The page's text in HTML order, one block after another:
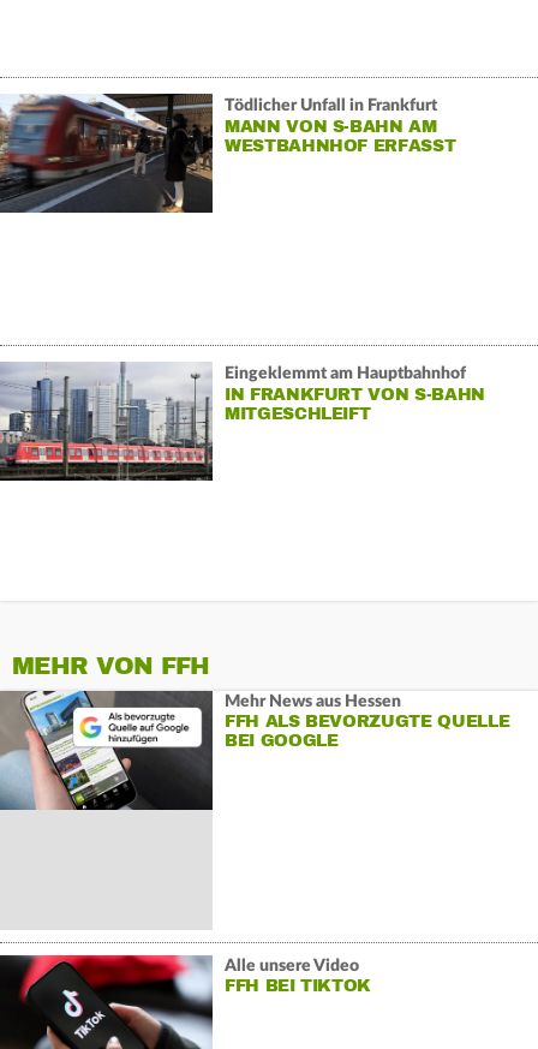
Tödlicher Unfall in Frankfurt
MANN VON S-BAHN AM
WESTBAHNHOF ERFASST
Eingeklemmt am Hauptbahnhof
IN FRANKFURT VON S-BAHN
MITGESCHLEIFT
MEHR VON FFH
Mehr News aus Hessen
FFH ALS BEVORZUGTE QUELLE
BEI GOOGLE
Alle unsere Video
FFH BEI TIKTOK